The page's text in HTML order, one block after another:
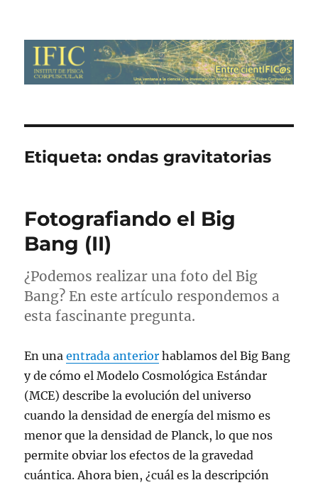
Entre cientIFIC@s
Etiqueta:ondas gravitatorias
Fotografiando el Big
Bang (II)
¿Podemos realizar una foto del Big
Bang? En este artículo respondemos a
esta fascinante pregunta.
En unaentrada anterior hablamos del Big Bang
y de cómo el Modelo Cosmológica Estándar
(MCE) describe la evolución del universo
cuando la densidad de energía del mismo es
menor que la densidad de Planck, lo que nos
permite obviar los efectos de la gravedad
cuántica. Ahora bien, ¿cuál es la descripción